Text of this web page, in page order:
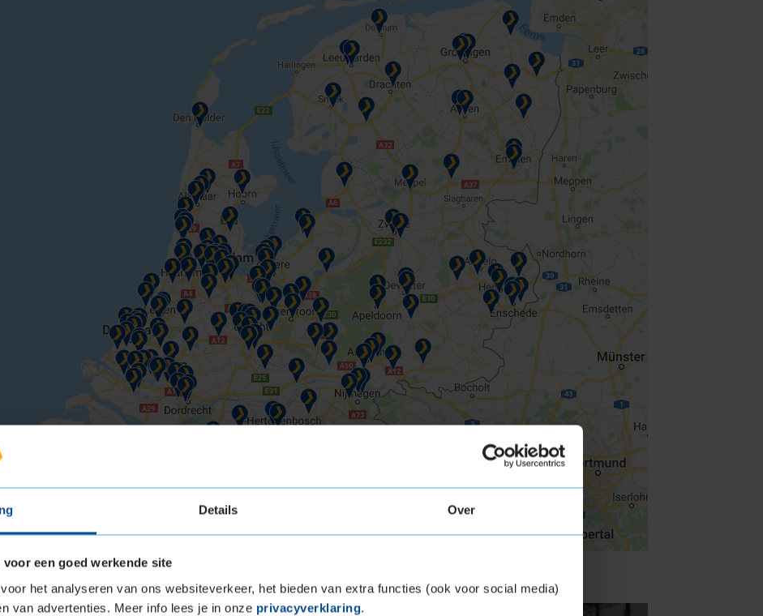
Details Over
een goed werkende site
het analyseren van ons websiteverkeer, het bieden van extra functies (ook voor social media)
van advertenties. Meer info lees je in onze privacyverklaring.